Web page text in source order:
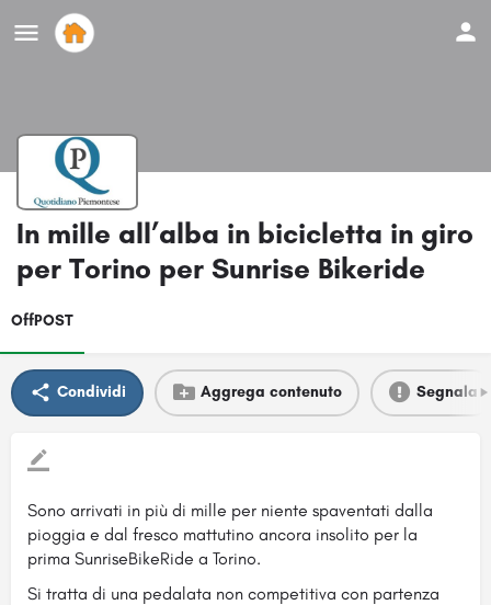
In mille all’alba in bicicletta in giro
per Torino per Sunrise Bikeride
OffPOST
Condividi Aggrega contenuto Segnala
Sono arrivati in più di mille per niente spaventati dalla
pioggia e dal fresco mattutino ancora insolito per la
prima SunriseBikeRide a Torino.
Si tratta di una pedalata non competitiva con partenza